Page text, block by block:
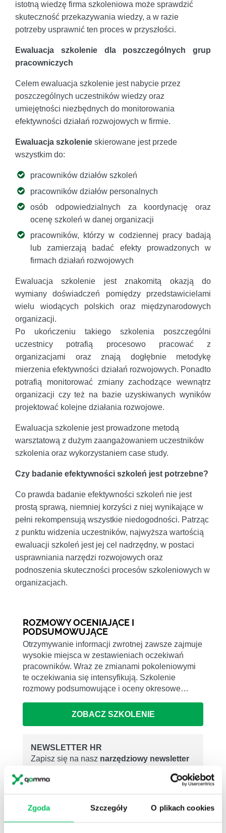
Zgoda Szczegóły O plikach cookies
istotną wiedzę firma szkoleniowa może sprawdzić
skuteczność przekazywania wiedzy, a w razie
potrzeby usprawnić ten proces w przyszłości.
Ewaluacja szkolenie dla poszczególnych grup
pracowniczych
Celem ewaluacja szkolenie jest nabycie przez
poszczególnych uczestników wiedzy oraz
umiejętności niezbędnych do monitorowania
efektywności działań rozwojowych w firmie.
Ewaluacja szkolenie skierowane jest przede
wszystkim do:
pracowników działów szkoleń
pracowników działów personalnych
osób odpowiedzialnych za koordynację oraz
ocenę szkoleń w danej organizacji
pracowników, którzy w codziennej pracy badają
lub zamierzają badać efekty prowadzonych w
firmach działań rozwojowych
Ewaluacja szkolenie jest znakomitą okazją do
wymiany doświadczeń pomiędzy przedstawicielami
wielu wiodących polskich oraz międzynarodowych
organizacji.
Po ukończeniu takiego szkolenia poszczególni
uczestnicy potrafią procesowo pracować z
organizacjami oraz znają dogłębnie metodykę
mierzenia efektywności działań rozwojowych. Ponadto
potrafią monitorować zmiany zachodzące wewnątrz
organizacji czy też na bazie uzyskiwanych wyników
projektować kolejne działania rozwojowe.
Ewaluacja szkolenie jest prowadzone metodą
warsztatową z dużym zaangażowaniem uczestników
szkolenia oraz wykorzystaniem case study.
Czy badanie efektywności szkoleń jest potrzebne?
Co prawda badanie efektywności szkoleń nie jest
prostą sprawą, niemniej korzyści z niej wynikające w
pełni rekompensują wszystkie niedogodności. Patrząc
z punktu widzenia uczestników, najwyższa wartością
ewaluacji szkoleń jest jej cel nadrzędny, w postaci
usprawniania narzędzi rozwojowych oraz
podnoszenia skuteczności procesów szkoleniowych w
organizacjach.
ROZMOWY OCENIAJĄCE I
PODSUMOWUJĄCE
Otrzymywanie informacji zwrotnej zawsze zajmuje
wysokie miejsca w zestawieniach oczekiwań
pracowników. Wraz ze zmianami pokoleniowymi
te oczekiwania się intensyfikują. Szkolenie
rozmowy podsumowujące i oceny okresowe…
ZOBACZ SZKOLENIE
NEWSLETTER HR
Zapisz się na nasz narzędziowy newsletter
który naprawdę rozumie HR i biznes
ZAPISZ SIĘ